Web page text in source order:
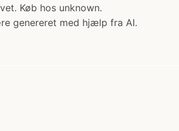
Køb hos unknown.
genereret med hjælp fra AI.